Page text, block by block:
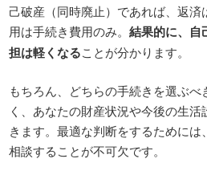
己破産（同時廃止）であれば、返
用は手続き費用のみ。結果的に、自
担は軽くなることが分かります。
もちろん、どちらの手続きを選ぶ
く、あなたの財産状況や今後の生
きます。最適な判断をするために
相談することが不可欠です。